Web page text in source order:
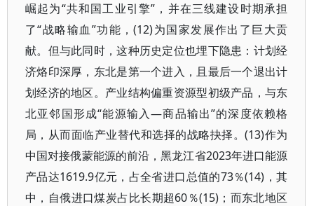
崛起为“共和国工业引擎”，并在三线建设时期承担
了“战略输血”功能，(12)为国家发展作出了巨大贡
献。但与此同时，这种历史定位也埋下隐患：计划经
济烙印深厚，东北是第一个进入，且最后一个退出计
划经济的地区。产业结构偏重资源型初级产品，与东
北亚邻国形成“能源输入—商品输出”的深度依赖格
局，从而面临产业替代和选择的战略抉择。(13)作为
中国对接俄蒙能源的前沿，黑龙江省2023年进口能源
产品达1619.9亿元，占全省进口总值的73％(14)，其
中，自俄进口煤炭占比长期超60％(15)；而东北地区